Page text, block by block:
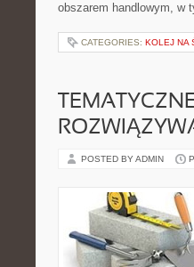
obszarem handlowym, w
CATEGORIES: KOLEJ NA
POSTED BY ADMIN